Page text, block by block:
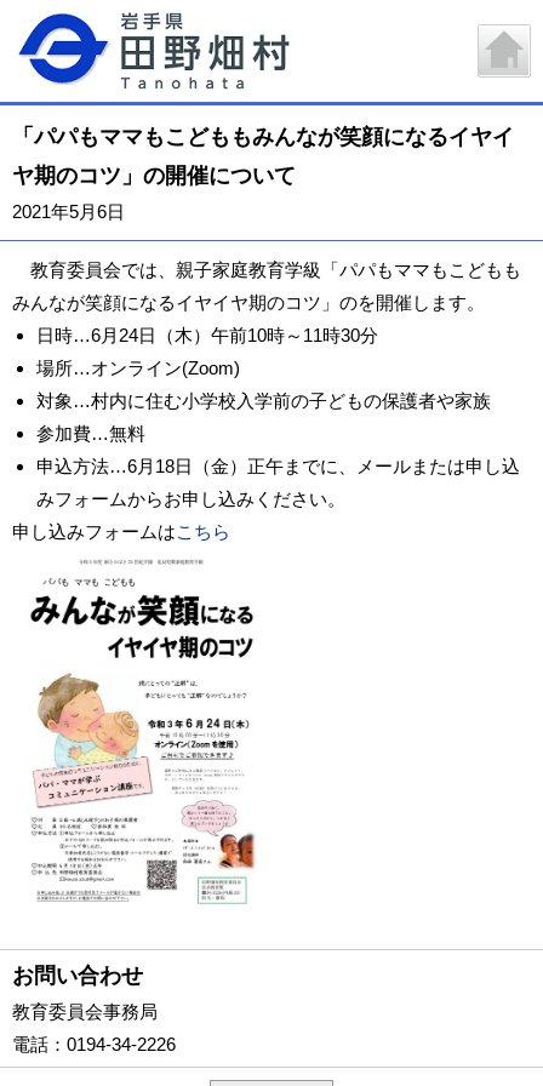
「パパもママもこどももみんなが笑顔になるイヤイ
ヤ期のコツ」の開催について
2021年5月6日
教育委員会では、親子家庭教育学級「パパもママもこどもも
みんなが笑顔になるイヤイヤ期のコツ」のを開催します。
日時…6月24日（木）午前10時～11時30分
場所…オンライン(Zoom)
対象…村内に住む小学校入学前の子どもの保護者や家族
参加費…無料
申込方法…6月18日（金）正午までに、メールまたは申し込
みフォームからお申し込みください。
申し込みフォームはこちら
お問い合わせ
教育委員会事務局
電話 ：0194-34-2226